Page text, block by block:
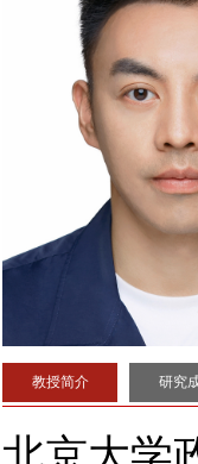
教授简介 研究